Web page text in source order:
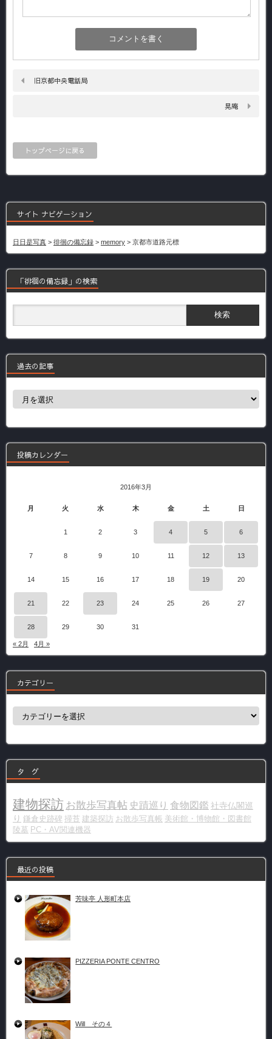
旧京都中央電話局
晃庵
トップページに戻る
サイト ナビゲーション
日日是写真 > 徘徊の備忘録 > memory > 京都市道路元標
「徘徊の備忘録」の検索
過去の記事
過
事
投稿カレンダー
2016年3月
月 火 水 木 金 土 日
1 2 3 4 5 6
7 8 9 10 11 12 13
14 15 16 17 18 19 20
21 22 23 24 25 26 27
28 29 30 31
« 2月 4月 »
カテゴリー
カ
ー
タ グ
建物探訪 お散歩写真帖 史蹟巡り 食物図鑑 社寺仏閣巡
り 鎌倉史跡碑 掃苔 建築探訪 お散歩写真帳 美術館・博物館・図書館
陵墓 PC・AV関連機器
最近の投稿
芳味亭 人形町本店
PIZZERIA PONTE CENTRO
Will その４